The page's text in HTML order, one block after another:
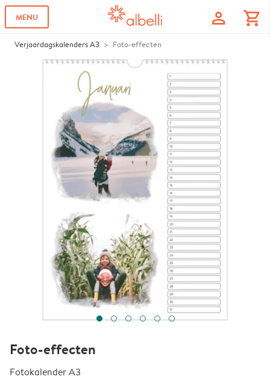
MENU profile shopping_cart
Verjaardagskalenders A3 Foto-effecten
Foto-effecten
Fotokalender A3